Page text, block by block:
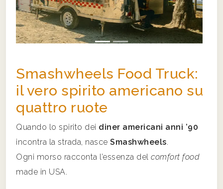
Smashwheels Food Truck:
il vero spirito americano su
quattro ruote
Quando lo spirito dei diner americani anni ’90
incontra la strada, nasce Smashwheels.
Ogni morso racconta l’essenza del comfort food
made in USA.